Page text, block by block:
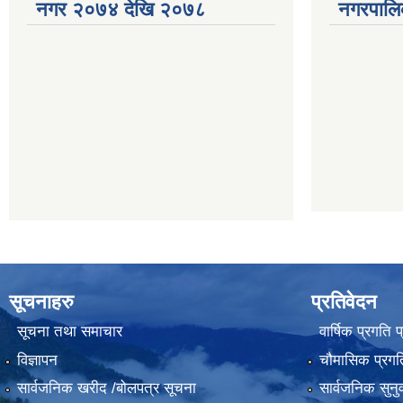
नगर २०७४ देखि २०७८
सूचनाहरु
सूचना तथा समाचार
विज्ञापन
सार्वजनिक खरीद /बोलपत्र सूचना
प्रतिवेदन
वार्षिक प्रगति
चौमासिक
सार्वजनिक